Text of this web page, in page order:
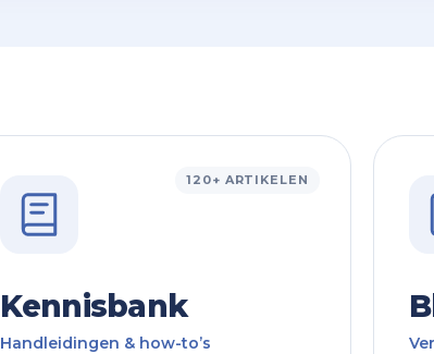
120+ ARTIKELEN
Kennisbank
Handleidingen & how-to’s